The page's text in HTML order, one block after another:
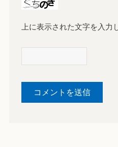
上に表示された文字を入力